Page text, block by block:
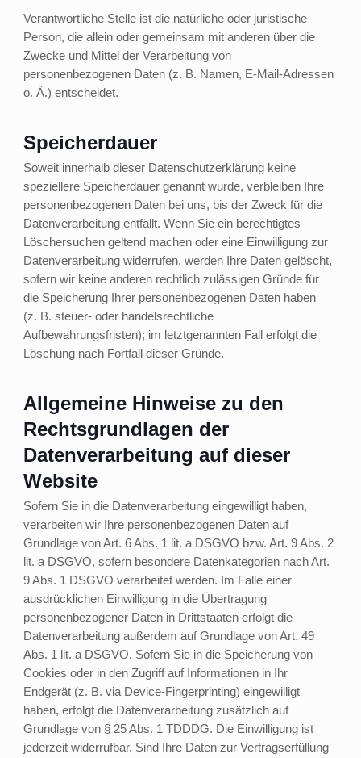
Verantwortliche Stelle ist die natürliche oder juristische
Person, die allein oder gemeinsam mit anderen über die
Zwecke und Mittel der Verarbeitung von
personenbezogenen Daten (z. B. Namen, E-Mail-Adressen
o. Ä.) entscheidet.
Speicherdauer
Soweit innerhalb dieser Datenschutzerklärung keine
speziellere Speicherdauer genannt wurde, verbleiben Ihre
personenbezogenen Daten bei uns, bis der Zweck für die
Datenverarbeitung entfällt. Wenn Sie ein berechtigtes
Löschersuchen geltend machen oder eine Einwilligung zur
Datenverarbeitung widerrufen, werden Ihre Daten gelöscht,
sofern wir keine anderen rechtlich zulässigen Gründe für
die Speicherung Ihrer personenbezogenen Daten haben
(z. B. steuer- oder handelsrechtliche
Aufbewahrungsfristen); im letztgenannten Fall erfolgt die
Löschung nach Fortfall dieser Gründe.
Allgemeine Hinweise zu den
Rechtsgrundlagen der
Datenverarbeitung auf dieser
Website
Sofern Sie in die Datenverarbeitung eingewilligt haben,
verarbeiten wir Ihre personenbezogenen Daten auf
Grundlage von Art. 6 Abs. 1 lit. a DSGVO bzw. Art. 9 Abs. 2
lit. a DSGVO, sofern besondere Datenkategorien nach Art.
9 Abs. 1 DSGVO verarbeitet werden. Im Falle einer
ausdrücklichen Einwilligung in die Übertragung
personenbezogener Daten in Drittstaaten erfolgt die
Datenverarbeitung außerdem auf Grundlage von Art. 49
Abs. 1 lit. a DSGVO. Sofern Sie in die Speicherung von
Cookies oder in den Zugriff auf Informationen in Ihr
Endgerät (z. B. via Device-Fingerprinting) eingewilligt
haben, erfolgt die Datenverarbeitung zusätzlich auf
Grundlage von § 25 Abs. 1 TDDDG. Die Einwilligung ist
jederzeit widerrufbar. Sind Ihre Daten zur Vertragserfüllung